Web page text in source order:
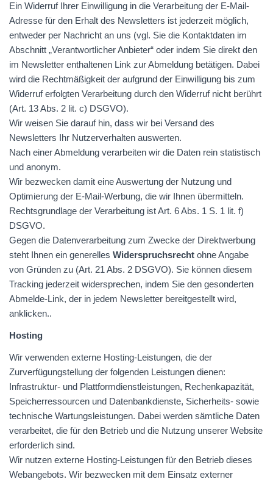
Ein Widerruf Ihrer Einwilligung in die Verarbeitung der E-Mail-
Adresse für den Erhalt des Newsletters ist jederzeit möglich,
entweder per Nachricht an uns (vgl. Sie die Kontaktdaten im
Abschnitt „Verantwortlicher Anbieter“ oder indem Sie direkt den
im Newsletter enthaltenen Link zur Abmeldung betätigen. Dabei
wird die Rechtmäßigkeit der aufgrund der Einwilligung bis zum
Widerruf erfolgten Verarbeitung durch den Widerruf nicht berührt
(Art. 13 Abs. 2 lit. c) DSGVO).
Wir weisen Sie darauf hin, dass wir bei Versand des
Newsletters Ihr Nutzerverhalten auswerten.
Nach einer Abmeldung verarbeiten wir die Daten rein statistisch
und anonym.
Wir bezwecken damit eine Auswertung der Nutzung und
Optimierung der E-Mail-Werbung, die wir Ihnen übermitteln.
Rechtsgrundlage der Verarbeitung ist Art. 6 Abs. 1 S. 1 lit. f)
DSGVO.
Gegen die Datenverarbeitung zum Zwecke der Direktwerbung
steht Ihnen ein generelles Widerspruchsrecht ohne Angabe
von Gründen zu (Art. 21 Abs. 2 DSGVO). Sie können diesem
Tracking jederzeit widersprechen, indem Sie den gesonderten
Abmelde-Link, der in jedem Newsletter bereitgestellt wird,
anklicken..
Hosting
Wir verwenden externe Hosting-Leistungen, die der
Zurverfügungstellung der folgenden Leistungen dienen:
Infrastruktur- und Plattformdienstleistungen, Rechenkapazität,
Speicherressourcen und Datenbankdienste, Sicherheits- sowie
technische Wartungsleistungen. Dabei werden sämtliche Daten
verarbeitet, die für den Betrieb und die Nutzung unserer Website
erforderlich sind.
Wir nutzen externe Hosting-Leistungen für den Betrieb dieses
Webangebots. Wir bezwecken mit dem Einsatz externer